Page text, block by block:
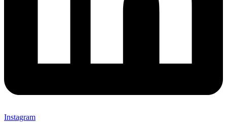
Instagram